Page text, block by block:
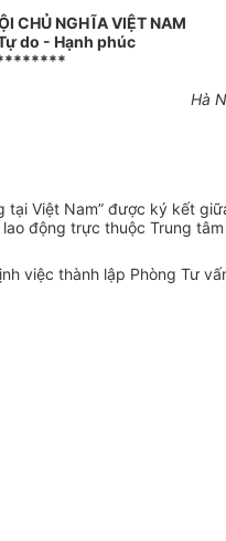
CHỦ NGHĨA VIỆT NAM
do - Hạnh phúc
Hà
Việt Nam” được ký kết
động trực thuộc Trung
việc thành lập Phòng Tư